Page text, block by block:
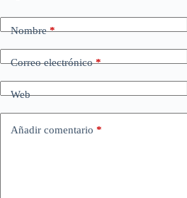
Nombre*
Correo electrónico*
Web
Añadir comentario *